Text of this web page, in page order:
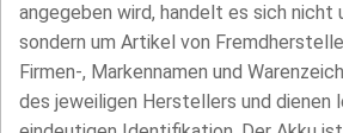
angegeben wird, handelt es sich nicht
sondern um Artikel von
Firmen-, Markennamen und
des jeweiligen Herstellers und dienen